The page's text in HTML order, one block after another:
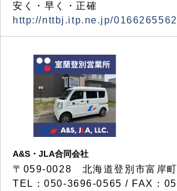
安く・早く・正確
http://nttbj.itp.ne.jp/
A&S・JLA合同会社
〒 059-0028 北海道登別市富岸町
TEL：050-3696-0565 / FAX：